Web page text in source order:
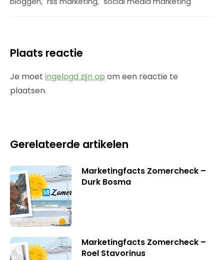
Plaats reactie
Je moet ingelogd zijn op om een reactie te
plaatsen.
Gerelateerde artikelen
Marketingfacts Zomercheck –
Durk Bosma
Marketingfacts Zomercheck –
Roel Stavorinus